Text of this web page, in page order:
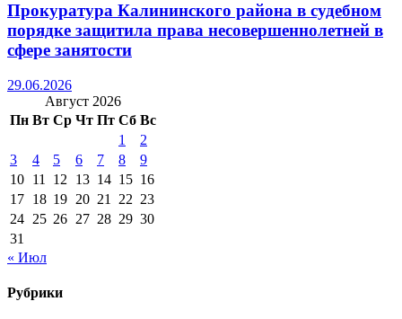
Прокуратура Калининского района в судебном
порядке защитила права несовершеннолетней в
сфере занятости
29.06.2026
Август 2026
Пн Вт Ср Чт Пт Сб Вс
1
2
3
4 5 6 7 8
9
10 11 12 13 14 15 16
17 18 19 20 21 22 23
24 25 26 27 28 29 30
31
« Июл
Рубрики